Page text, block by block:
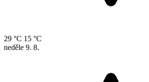
29 °C 15 °C
neděle 9. 8.